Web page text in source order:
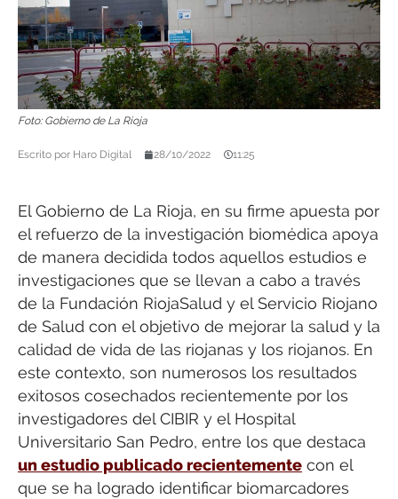
Foto: Gobierno de La Rioja
Escrito por Haro Digital 28/10/2022 11:25
El Gobierno de La Rioja, en su firme apuesta por
el refuerzo de la investigación biomédica apoya
de manera decidida todos aquellos estudios e
investigaciones que se llevan a cabo a través
de la Fundación RiojaSalud y el Servicio Riojano
de Salud con el objetivo de mejorar la salud y la
calidad de vida de las riojanas y los riojanos. En
este contexto, son numerosos los resultados
exitosos cosechados recientemente por los
investigadores del CIBIR y el Hospital
Universitario San Pedro, entre los que destaca
un estudio publicado recientemente con el
que se ha logrado identificar biomarcadores